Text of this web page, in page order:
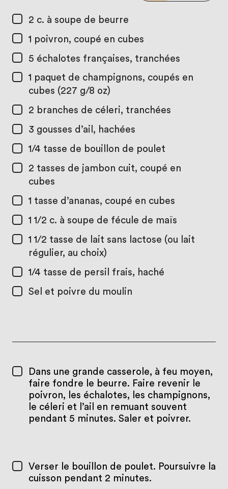
2 c. à soupe de beurre
1 poivron, coupé en cubes
5 échalotes françaises, tranchées
1 paquet de champignons, coupés en
cubes (227 g/8 oz)
2 branches de céleri, tranchées
3 gousses d’ail, hachées
1/4 tasse de bouillon de poulet
2 tasses de jambon cuit, coupé en
cubes
1 tasse d’ananas, coupé en cubes
1 1/2 c. à soupe de fécule de maïs
1 1/2 tasse de lait sans lactose (ou lait
régulier, au choix)
1/4 tasse de persil frais, haché
Sel et poivre du moulin
Dans une grande casserole, à feu moyen,
faire fondre le beurre. Faire revenir le
poivron, les échalotes, les champignons,
le céleri et l’ail en remuant souvent
pendant 5 minutes. Saler et poivrer.
Verser le bouillon de poulet. Poursuivre la
cuisson pendant 2 minutes.